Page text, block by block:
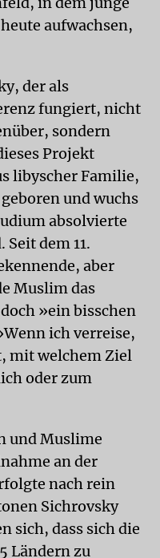
aufwachsen,
der als
fungiert, nicht
sondern
Projekt
libyscher Familie,
und wuchs
absolvierte
dem 11.
aber
Muslim das
»ein bisschen
ich verreise,
mit welchem Ziel
oder zum
und Muslime
an der
nach rein
Sichrovsky
sich, dass sich die
Ländern zu